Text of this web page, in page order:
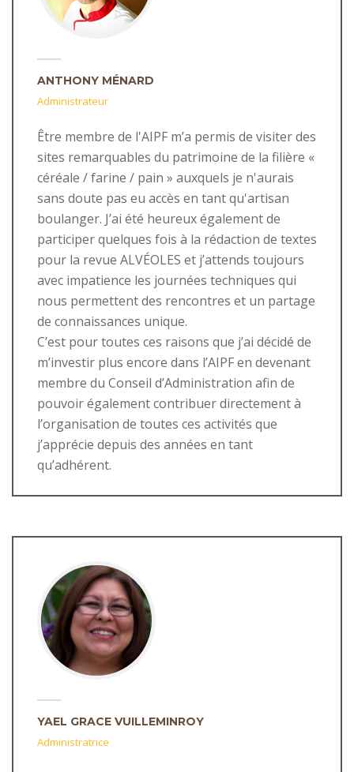
ANTHONY MÉNARD
Administrateur
Être membre de l'AIPF m’a permis de visiter des
sites remarquables du patrimoine de la filière «
céréale / farine / pain » auxquels je n'aurais
sans doute pas eu accès en tant qu'artisan
boulanger. J’ai été heureux également de
participer quelques fois à la rédaction de textes
pour la revue ALVÉOLES et j’attends toujours
avec impatience les journées techniques qui
nous permettent des rencontres et un partage
de connaissances unique.
C’est pour toutes ces raisons que j’ai décidé de
m’investir plus encore dans l’AIPF en devenant
membre du Conseil d’Administration afin de
pouvoir également contribuer directement à
l’organisation de toutes ces activités que
j’apprécie depuis des années en tant
qu’adhérent.
YAEL GRACE VUILLEMINROY
Administratrice